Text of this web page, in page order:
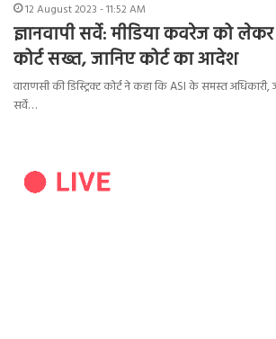
12 August 2023 - 11:52 AM
ज्ञानवापी सर्वे: मीडिया कवरेज को
कोर्ट सख्त, जानिए कोर्ट का आदेश
वाराणसी की डिस्ट्रिक्ट कोर्ट ने कहा कि ASI के समस्त
सर्वे…